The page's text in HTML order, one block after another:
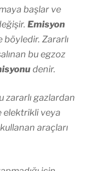
başlar ve
Emisyon
böyledir. Zararlı
bu egzoz
denir.
zararlı gazlardan
elektrikli veya
araçları